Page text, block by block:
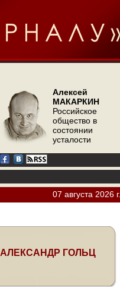
Алексей
МАКАРКИН
Российское
общество в
состоянии
усталости
07 августа 2026 г.
АЛЕКСАНДР ГОЛЬЦ